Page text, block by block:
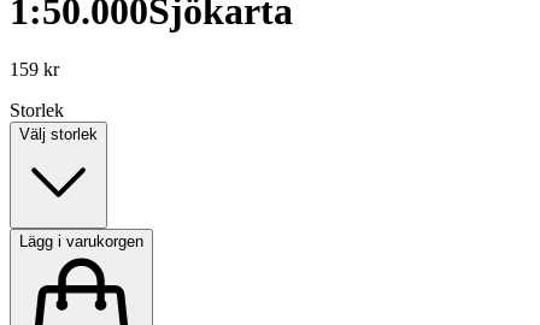
1:50.000Sjökarta
159 kr
Storlek
Välj storlek
Lägg i varukorgen